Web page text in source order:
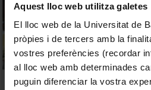
Aquest lloc web utilitza galetes
El lloc web de la Universitat de
pròpies i de tercers amb la
vostres preferències (recordar
al lloc web amb determinades
puguin diferenciar la vostra